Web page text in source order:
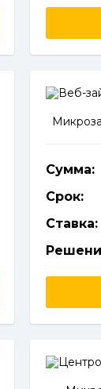
Сумма:
Срок:
Ставка: